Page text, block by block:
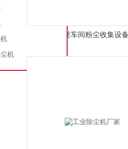
机
拉丝车间粉尘收集设